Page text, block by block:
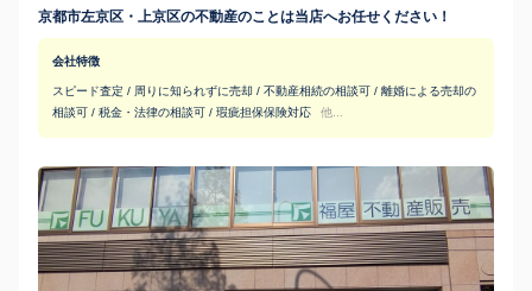
京都市左京区・上京区の不動産のことは当店へお任せください！
会社特徴
スピード査定 / 周りに知られずに売却 / 不動産相続の相談可 / 離婚による売却の
相談可 / 税金・法律の相談可 / 瑕疵担保保険対応
他...